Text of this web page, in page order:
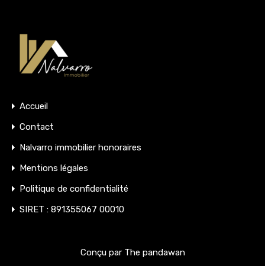
Accueil
Contact
Nalvarro immobilier honoraires
Mentions légales
Politique de confidentialité
SIRET : 891355067 00010
Conçu par The pandawan